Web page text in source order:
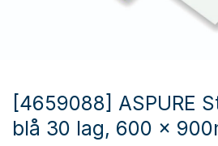
[4659088] ASPURE
blå 30 lag, 600 x